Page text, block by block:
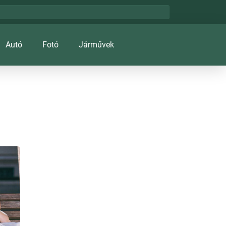
Autó Fotó Járművek